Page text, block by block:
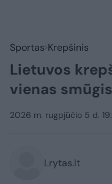
Sportas Krepšinis
Lietuvos
vienas smūgis
2026 m. rugpjūčio 5 d.
Lrytas.lt